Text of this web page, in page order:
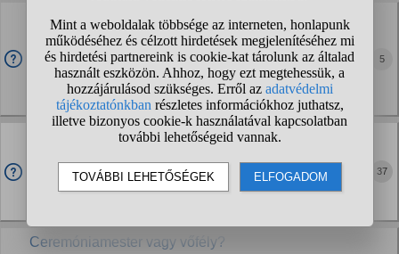
Mit mond a vőfély az ifju pár helyett, ha a ferj mondjuk
50 éves?
Nemsoká lesz esküvőnk a párommal. 12 eves vagyunk mar
egyutt, de eddig nem foglalkoztatott minket annyira a
hazassag. Aztan most igy elhataroztuk, hogy csinalunk az
evfordulonkon egy nagy lagzit. A parom 50...
5
Épp nem leszünk 30-an, felesleges a vőfély,nem?
Ez a 27 fő baromi kevés. De pont annyi,hogy egy
osztályteremnyi emberről van szó. Így hangosan de nem
37
Ceremóniamester vagy vőfély?